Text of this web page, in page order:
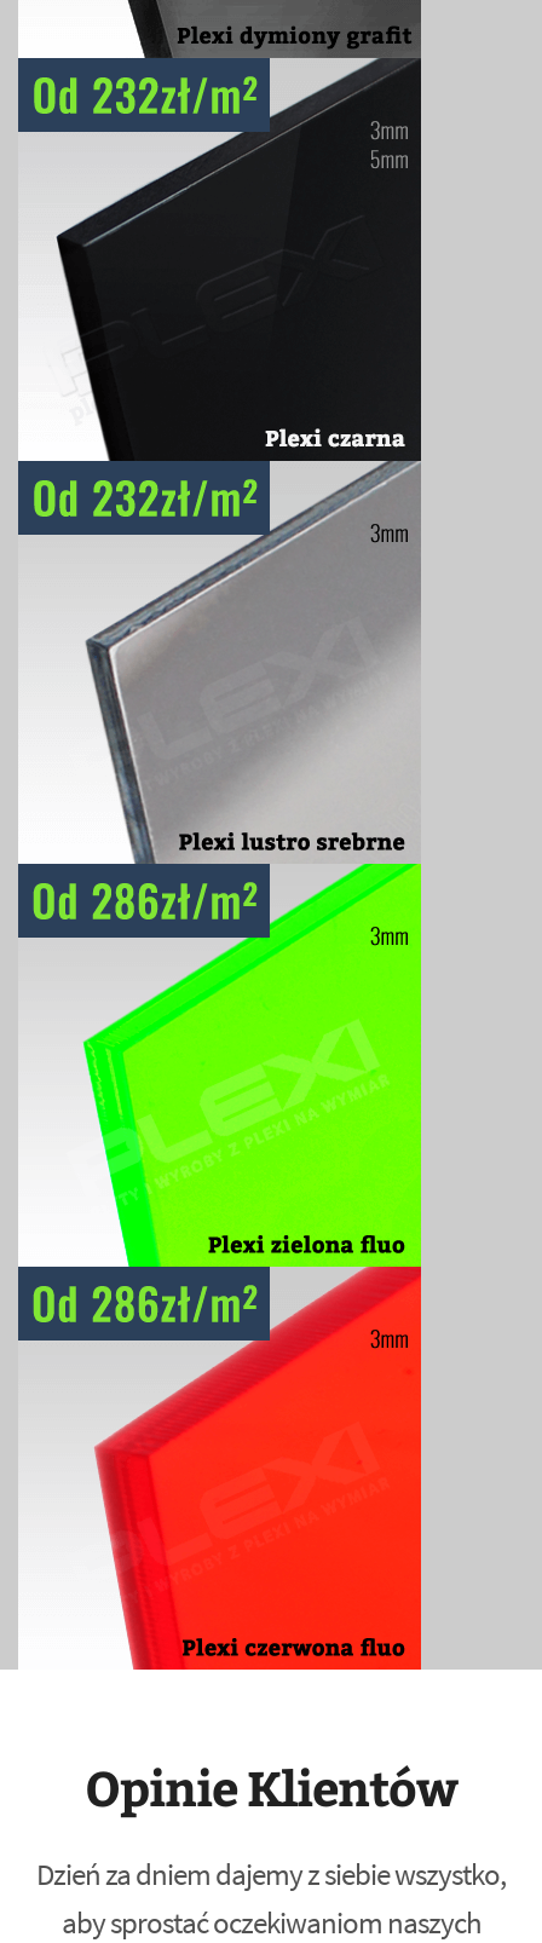
Opinie Klientów
Dzień za dniem dajemy z siebie wszystko,
aby sprostać oczekiwaniom naszych